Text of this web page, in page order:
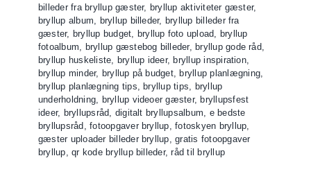
billeder fra bryllup gæster, bryllup aktiviteter gæster,
bryllup album, bryllup billeder, bryllup billeder fra
gæster, bryllup budget, bryllup foto upload, bryllup
fotoalbum, bryllup gæstebog billeder, bryllup gode råd,
bryllup huskeliste, bryllup ideer, bryllup inspiration,
bryllup minder, bryllup på budget, bryllup planlægning,
bryllup planlægning tips, bryllup tips, bryllup
underholdning, bryllup videoer gæster, bryllupsfest
ideer, bryllupsråd, digitalt bryllupsalbum, e bedste
bryllupsråd ,fotoopgaver bryllup,fotoskyen bryllup,
gæster uploader billeder bryllup,gratis fotoopgaver
bryllup,qr kode bryllup billeder,råd til bryllup